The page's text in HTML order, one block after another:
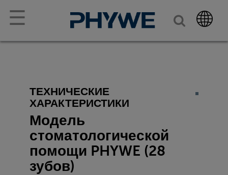
☰
ТЕХНИЧЕСКИЕ
ХАРАКТЕРИСТИКИ
Модель
стоматологической
помощи PHYWE (28
зубов)